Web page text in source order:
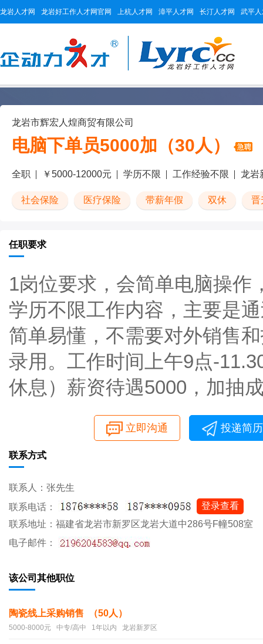
龙岩人才网 龙岩好工作人才网官网 上杭人才网 漳平人才网 长汀人才网 武平
龙岩市辉宏人煌商贸有限公司
电脑下单员5000加（30人）
全职 ￥5000-12000元 学历不限 工作经验不限 龙岩
社会保险 医疗保险 带薪年假 双休 晋
任职要求
1岗位要求，会简单电脑操作
学历不限工作内容，主要是
简单易懂，不需要对外销售
录用。工作时间上午9点-
休息）薪资待遇5000，加抽
立即沟通 投递简历
联系方式
联系人：张先生
联系电话：
登录查看
联系地址：福建省龙岩市新罗区龙岩大道中286号F幢508室
电子邮件：
该公司其他职位
陶瓷线上采购销售 （50人）
5000-8000元 中专/高中 1年以内 龙岩新罗区